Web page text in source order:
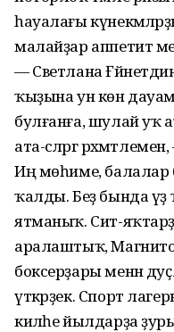
һауалағы
малайҙар аппетит
— Светлана
ҡыҙына ун көн
булғанға, шулай уҡ
ата-әсәләргә
Иң мөһиме, балалар
ҡалды. Беҙ бында үҙ
ятманыҡ. Сит-
аралаштыҡ,
боксерҙары менән
үткәрҙек. Спорт
киләһе йылдарҙа